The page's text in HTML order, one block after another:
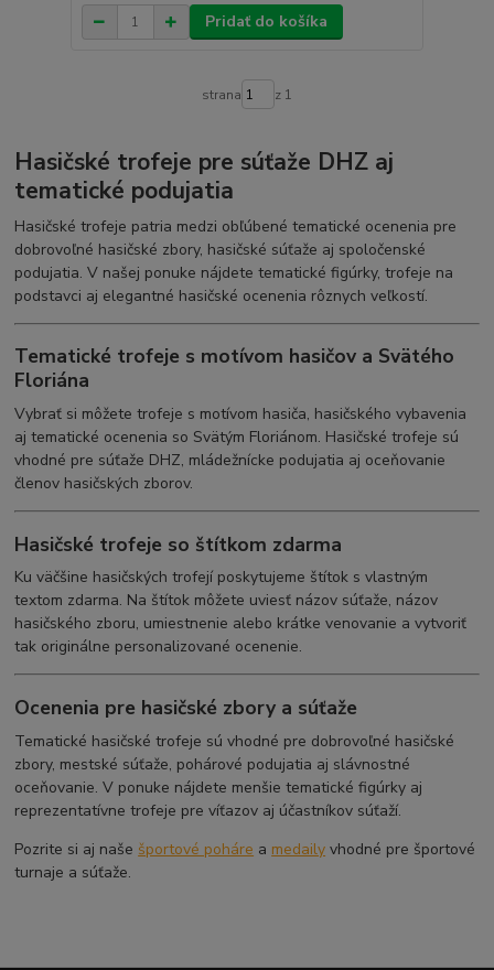
Pridať do košíka
strana z 1
Hasičské trofeje pre súťaže DHZ aj
tematické podujatia
Hasičské trofeje patria medzi obľúbené tematické ocenenia pre
dobrovoľné hasičské zbory, hasičské súťaže aj spoločenské
podujatia. V našej ponuke nájdete tematické figúrky, trofeje na
podstavci aj elegantné hasičské ocenenia rôznych veľkostí.
Tematické trofeje s motívom hasičov a Svätého
Floriána
Vybrať si môžete trofeje s motívom hasiča, hasičského vybavenia
aj tematické ocenenia so Svätým Floriánom. Hasičské trofeje sú
vhodné pre súťaže DHZ, mládežnícke podujatia aj oceňovanie
členov hasičských zborov.
Hasičské trofeje so štítkom zdarma
Ku väčšine hasičských trofejí poskytujeme štítok s vlastným
textom zdarma. Na štítok môžete uviesť názov súťaže, názov
hasičského zboru, umiestnenie alebo krátke venovanie a vytvoriť
tak originálne personalizované ocenenie.
Ocenenia pre hasičské zbory a súťaže
Tematické hasičské trofeje sú vhodné pre dobrovoľné hasičské
zbory, mestské súťaže, pohárové podujatia aj slávnostné
oceňovanie. V ponuke nájdete menšie tematické figúrky aj
reprezentatívne trofeje pre víťazov aj účastníkov súťaží.
Pozrite si aj naše športové poháre a medaily vhodné pre športové
turnaje a súťaže.